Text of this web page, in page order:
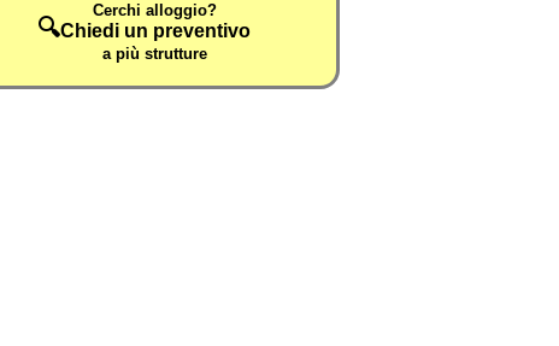
🔍
Cerchi alloggio?
Chiedi un preventivo
a più strutture